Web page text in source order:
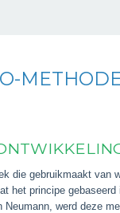
die gebruikmaakt
het principe
werd deze